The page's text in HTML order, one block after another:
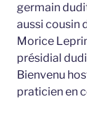
germain
aussi cousin
Morice
présidial
Bienvenu
praticien en